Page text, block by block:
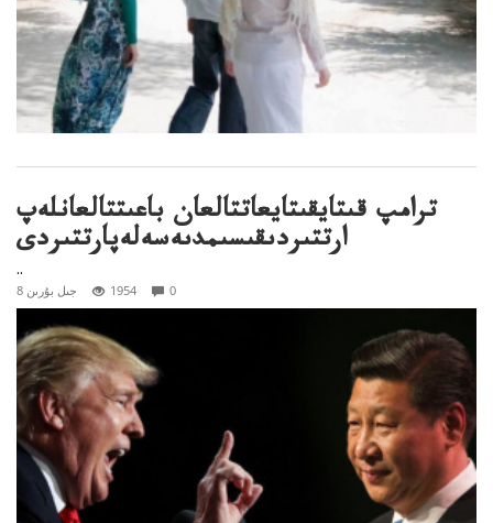
ترامپ قىتايقىتايعاتتالعان باعىتتالعانلەپ
ارتتىردىقىسىمدىەسەلەپارتتىردى
..
8 جىل بۇرىن 1954 0